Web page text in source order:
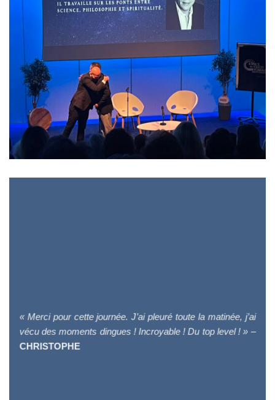
« Merci pour cette journée. J’ai pleuré toute la matinée, j’ai
vécu des moments dingues ! Incroyable ! Du top level ! » –
CHRISTOPHE